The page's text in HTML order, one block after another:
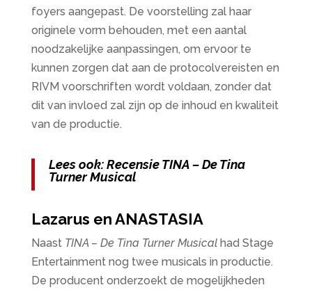
foyers aangepast. De voorstelling zal haar
originele vorm behouden, met een aantal
noodzakelijke aanpassingen, om ervoor te
kunnen zorgen dat aan de protocolvereisten en
RIVM voorschriften wordt voldaan, zonder dat
dit van invloed zal zijn op de inhoud en kwaliteit
van de productie.
Lees ook: Recensie TINA – De Tina
Turner Musical
Lazarus en ANASTASIA
Naast TINA – De Tina Turner Musical had Stage
Entertainment nog twee musicals in productie.
De producent onderzoekt de mogelijkheden